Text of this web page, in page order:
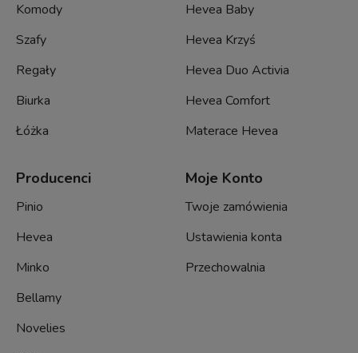
Komody
Szafy
Regały
Biurka
Łóżka
Hevea Baby
Hevea Krzyś
Hevea Duo Activia
Hevea Comfort
Materace Hevea
Producenci
Pinio
Hevea
Minko
Bellamy
Novelies
Moje Konto
Twoje zamówienia
Ustawienia konta
Przechowalnia